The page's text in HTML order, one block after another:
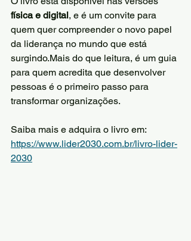
física e digital, e é um convite para
quem quer compreender o novo papel
da liderança no mundo que está
surgindo.Mais do que leitura, é um guia
para quem acredita que desenvolver
pessoas é o primeiro passo para
transformar organizações.
Saiba mais e adquira o livro em:
https://www.lider2030.com.br/livro-lider-
2030